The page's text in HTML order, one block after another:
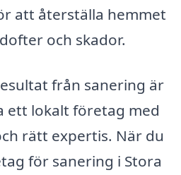
att återställa hemmet
och skador.
från sanering är
ett lokalt företag med
rätt expertis. När du
för sanering i Stora